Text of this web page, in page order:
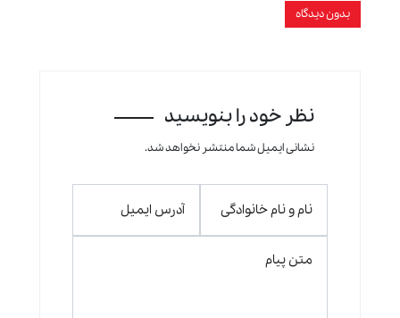
بدون دیدگاه
نظر خود را بنویسید
نشانی ایمیل شما منتشر نخواهد شد.